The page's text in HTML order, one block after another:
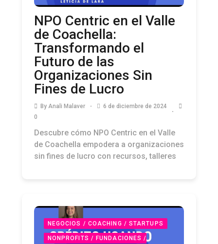
NPO Centric en el Valle
de Coachella:
Transformando el
Futuro de las
Organizaciones Sin
Fines de Lucro
By Anali Malaver
6 de diciembre de 2024
0
Descubre cómo NPO Centric en el Valle
de Coachella empodera a organizaciones
sin fines de lucro con recursos, talleres
NEGOCIOS / COACHING / STARTUPS
NONPROFITS / FUNDACIONES /